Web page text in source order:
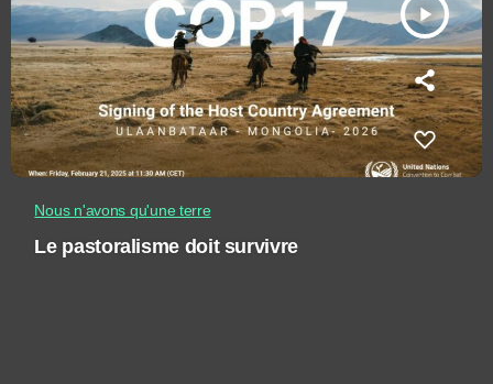
play_arrow
Nous n'avons qu'une terre
Le pastoralisme doit survivre